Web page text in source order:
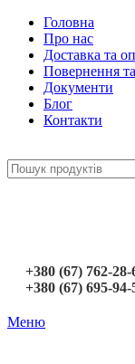
Головна
Про нас
Доставка та
Повернення
Документи
Блог
Контакти
+380 (67) 762-28-
+380 (67) 695-94-
Меню